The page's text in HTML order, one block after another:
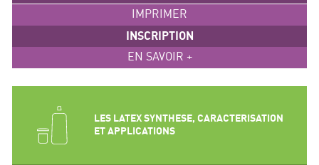
IMPRIMER
INSCRIPTION
EN SAVOIR +
LES LATEX SYNTHESE, CARACTERISATION
ET APPLICATIONS